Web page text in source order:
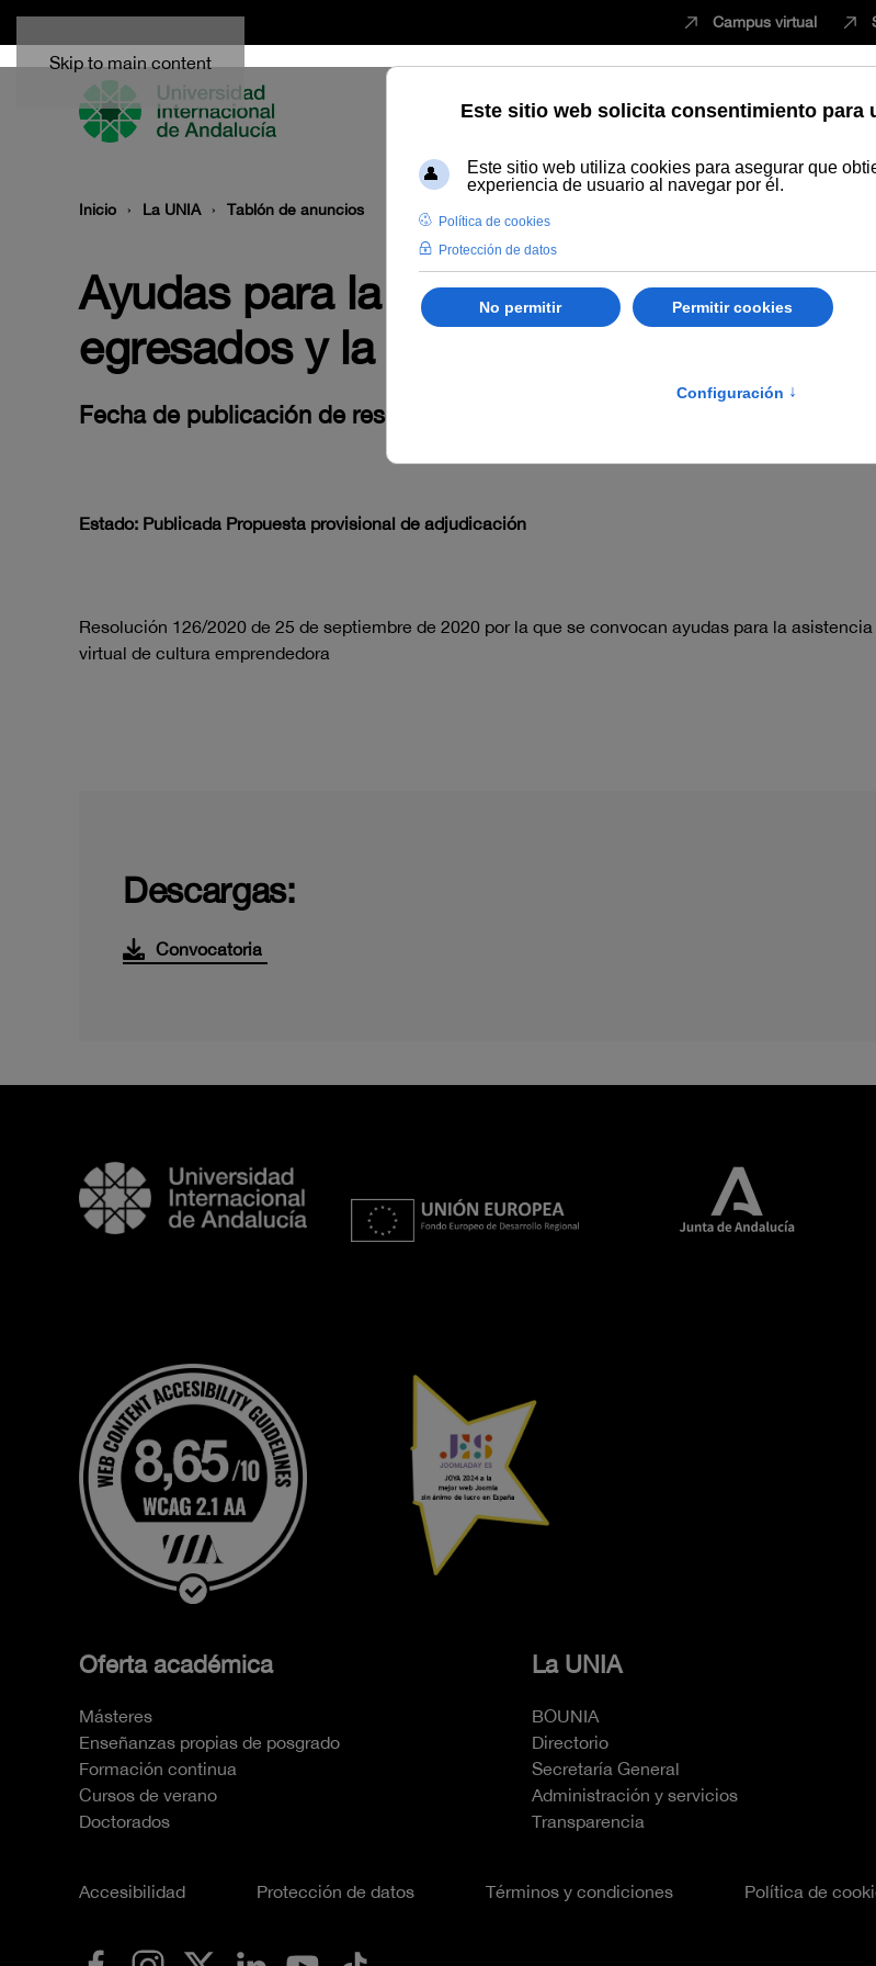
Skip to main content
Campus virtual
EstudiarInnovación
Inicio La UNIA Tablón de anuncios
Ayudas para la asistencia a los
egresados y la V escuela virtual de
Fecha de publicación de resolución provisional: 11 Noviembre 2020
Estado: Publicada Propuesta provisional de adjudicación
Resolución 126/2020 de 25 de septiembre de 2020 por la que se convocan ayudas para la
virtual de cultura emprendedora
Descargas:
Convocatoria
Oferta académica
Másteres
Enseñanzas propias de posgrado
Formación continua
Cursos de verano
Doctorados
La UNIA
BOUNIA
Directorio
Secretaría General
Administración y servicios
Transparencia
Accesibilidad Protección de datos Términos y condiciones Política de